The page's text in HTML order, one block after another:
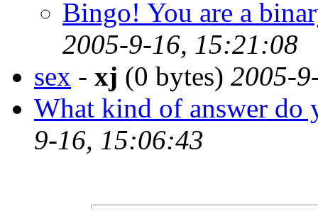
Bingo! You are a
2005-9-16, 15:21:08
sex - xj (0 bytes) 2005-
What kind of answer do
9-16, 15:06:43